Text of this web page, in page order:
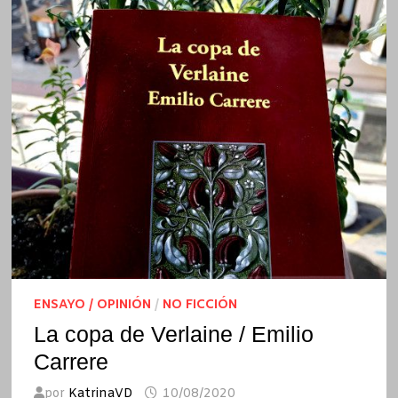
ENSAYO / OPINIÓN / NO FICCIÓN
La copa de Verlaine / Emilio
Carrere
por KatrinaVD 10/08/2020